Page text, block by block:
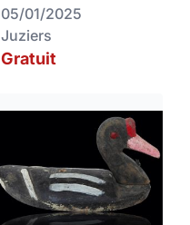
05/01/2025
Juziers
Gratuit